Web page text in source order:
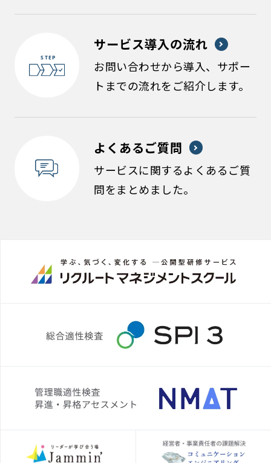
サービス導入の流れ
お問い合わせから導入、サポー
トまでの流れをご紹介します。
よくあるご質問
サービスに関するよくあるご質
問をまとめました。